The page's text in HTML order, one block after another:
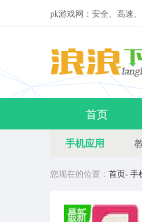
pk游戏网：安全、高速
首页
手机应用
您现在的位置： 首页-手